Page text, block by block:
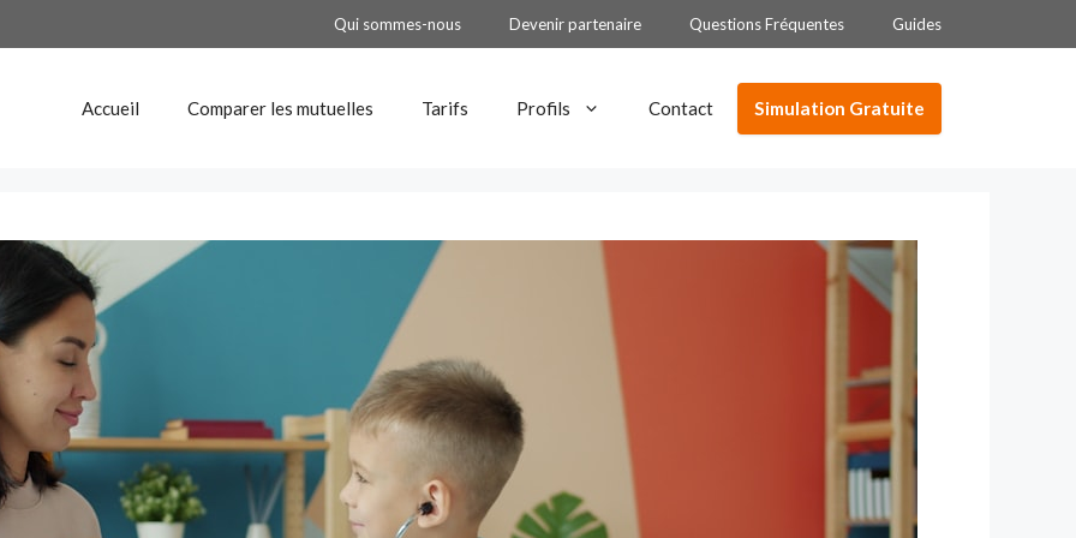
Qui sommes-nous Devenir partenaire Questions Fréquentes Guides
Accueil Comparer les mutuelles Tarifs Profils Contact Simulation Gratuite